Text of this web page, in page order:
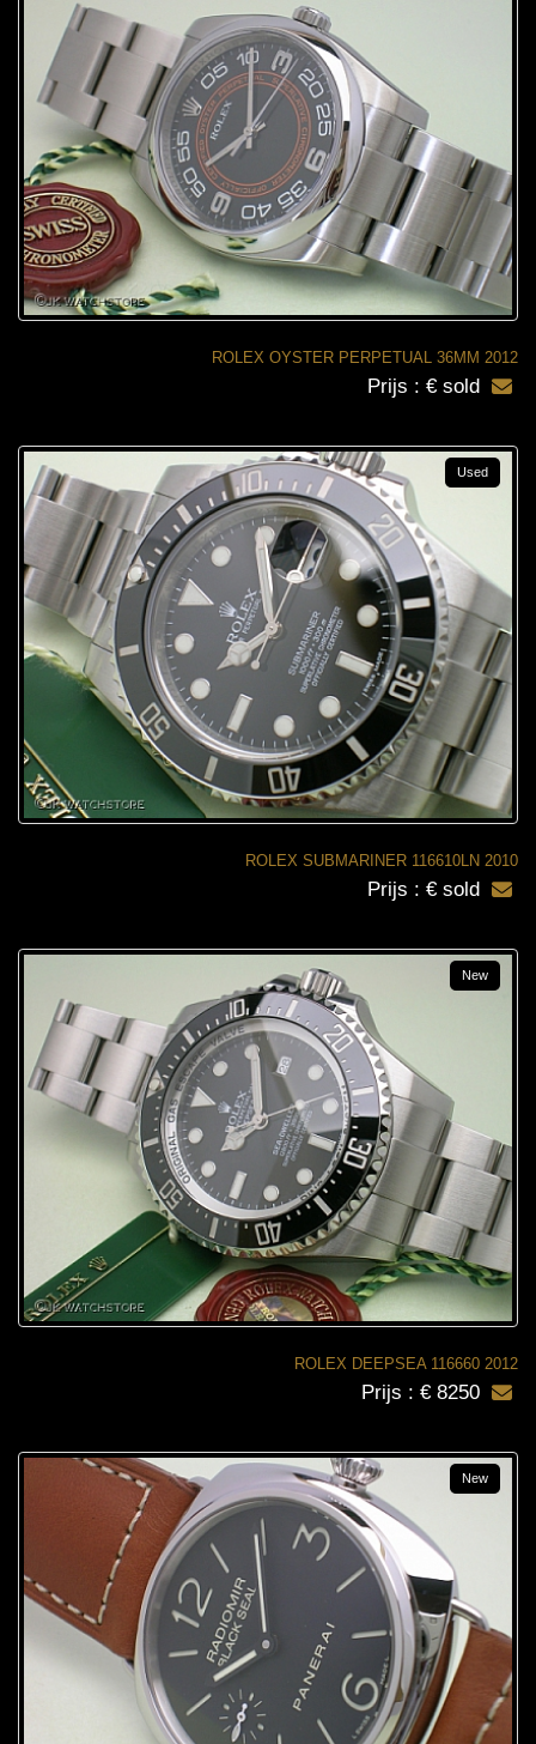
ROLEX OYSTER PERPETUAL 36MM 2012
Prijs : € sold
ROLEX SUBMARINER 116610LN 2010
Used
Prijs : € sold
ROLEX DEEPSEA 116660 2012
New
Prijs : € 8250
New